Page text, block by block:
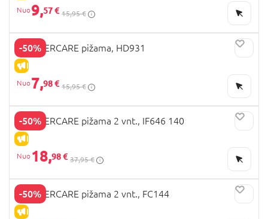
9,57 € 15,95 €
-50%
IŠPARDAVIMAS
MOTHERCARE pižama, HD931
7,98 € 15,95 €
-50%
IŠPARDAVIMAS
MOTHERCARE pižama 2 vnt., IF646 140
18,98 € 37,95 €
-50%
IŠPARDAVIMAS
MOTHERCARE pižama 2 vnt., FC144